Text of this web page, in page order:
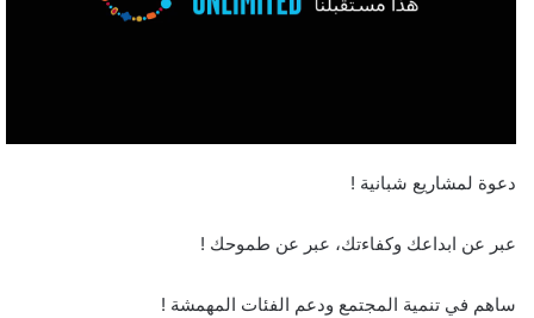
ت
دعوة لمشاريع شبانية !
عبر عن ابداعك وكفاءتك، عبر عن طموحك !
ساهم في تنمية المجتمع ودعم الفئات المهمشة !